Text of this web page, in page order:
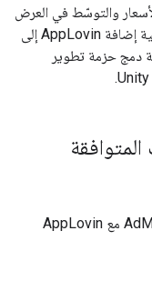
والتوسّط في العرض
الإعلاني بدون انقطاع. توضّح هذه الصفحة كيفية إضافة AppLovin إلى
حزمة تطوير
يتضمّن برنامج التكيّف الخاص بالتوسّط في AdMob مع AppLovin